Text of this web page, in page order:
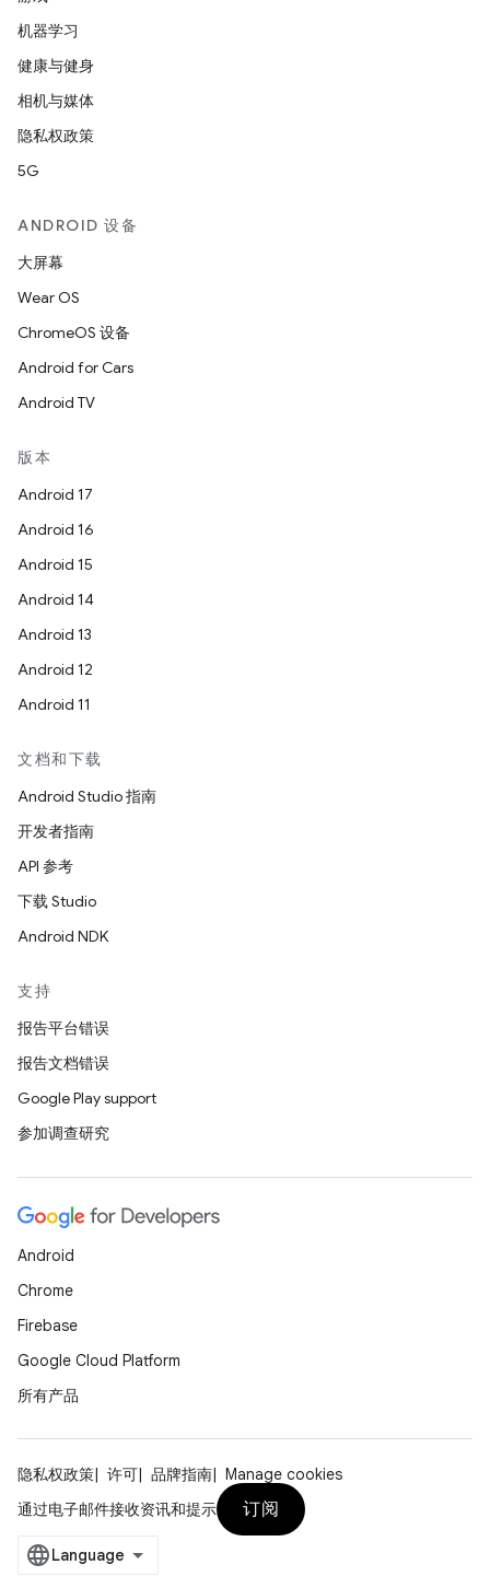
机器学习
健康与健身
相机与媒体
隐私权政策
5G
ANDROID 设备
大屏幕
Wear OS
ChromeOS 设备
Android for Cars
Android TV
版本
Android 17
Android 16
Android 15
Android 14
Android 13
Android 12
Android 11
文档和下载
Android Studio 指南
开发者指南
API 参考
下载 Studio
Android NDK
支持
报告平台错误
报告文档错误
Google Play support
参加调查研究
Android
Chrome
Firebase
Google Cloud Platform
所有产品
隐私权政策 许可 品牌指南
Manage cookies
通过电子邮件接收资讯和提示
订阅